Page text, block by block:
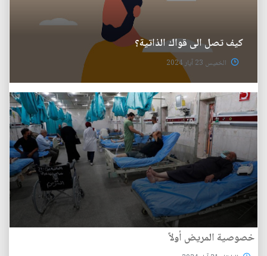
كيف تصل الى قواك الذاتية؟
الخميس 23 آيار 2024
خصوصية المريض أولاً